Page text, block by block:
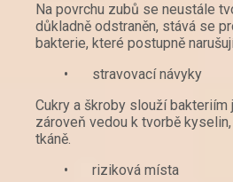
Na povrchu zubů se neustále
důkladně odstraněn, stává se
bakterie, které postupně
•
stravovací návyky
Cukry a škroby slouží bakteriím
zároveň vedou k tvorbě
tkáně.
•
riziková místa